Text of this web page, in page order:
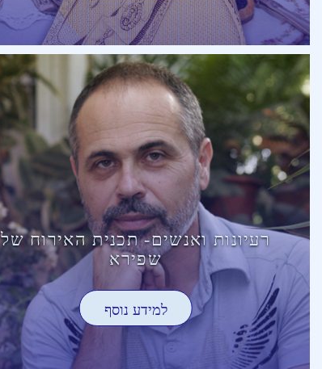
רעיונות ואנשים- תכנית האירוח של
שפירא
למידע נוסף